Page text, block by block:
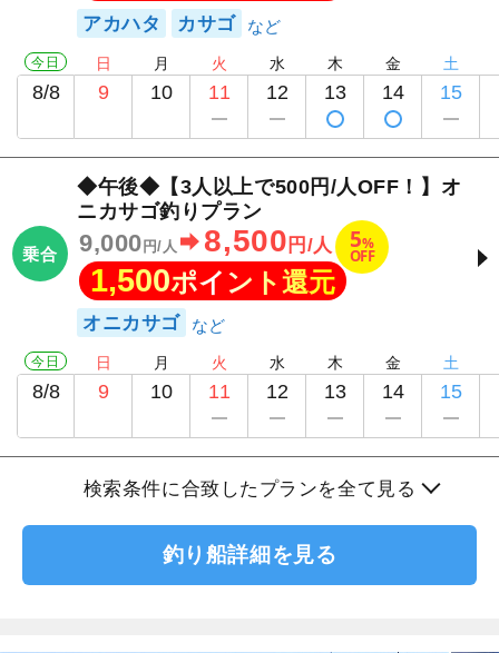
アカハタ カサゴ
今日
8/8
日
9
月
10
火
11
水
12
木
13
金
14
土
15
乗合
◆午後◆【3人以上で500円/人OFF！】オ
ニカサゴ釣りプラン
9,000 円/人 8,500 円/人 5%
OFF
1,500ポイント還元
オニカサゴ
今日
8/8
日
9
月
10
火
11
水
12
木
13
金
14
土
15
検索条件に合致したプランを全て見る
釣り船詳細を見る